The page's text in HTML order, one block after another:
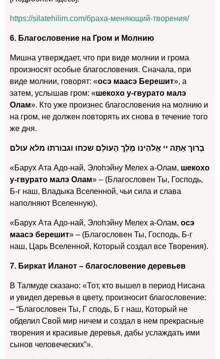
https://silatehilim.com/браха-меняющий-творения/
6. Благословение на Гром и Молнию
Мишна утверждает, что при виде молнии и грома
произносят особые благословения. Сначала, при
виде молнии, говорят: «осэ маасэ Берешит», а
затем, услышав гром: «шекохо у-гвурато малэ
Олам». Кто уже произнес благословения на молнию и
на гром, не должен повторять их снова в течение того
же дня.
בָרוך אַתָה יי אֱלהֵינו מֶׁלֶׁך הָעולָם שכחו וגבורתו מלא עולם
«Барух Ата Адо-най, Элоhэйну Мелех а-Олам, шекохо
у-гвурато малэ Олам» – (Благословен Ты, Господь,
Б-г наш, Владыка Вселенной, чьи сила и слава
наполняют Вселенную).
«Барух Ата Адо-най, Элоhэйну Мелех а-Олам, осэ
маасэ берешит» – (Благословен Ты, Господь, Б-г
наш, Царь Вселенной, Который создал все Творения).
7. Биркат Иланот – благословение деревьев
В Талмуде сказано: «Тот, кто вышел в период Нисана
и увидел деревья в цвету, произносит благословение:
– “Благословен Ты, Г сподь, Б г наш, Который не
обделил Свой мир ничем и создал в нем прекрасные
творения и красивые деревья, дабы услаждать ими
сынов человеческих”».